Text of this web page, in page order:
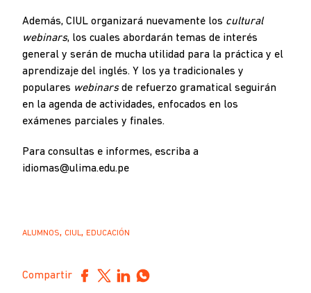
Además, CIUL organizará nuevamente los cultural
webinars, los cuales abordarán temas de interés
general y serán de mucha utilidad para la práctica y el
aprendizaje del inglés. Y los ya tradicionales y
populares webinarsde refuerzo gramatical seguirán
en la agenda de actividades, enfocados en los
exámenes parciales y finales.
Para consultas e informes, escriba a
idiomas@ulima.edu.pe
ALUMNOS, CIUL, EDUCACIÓN
Compartir